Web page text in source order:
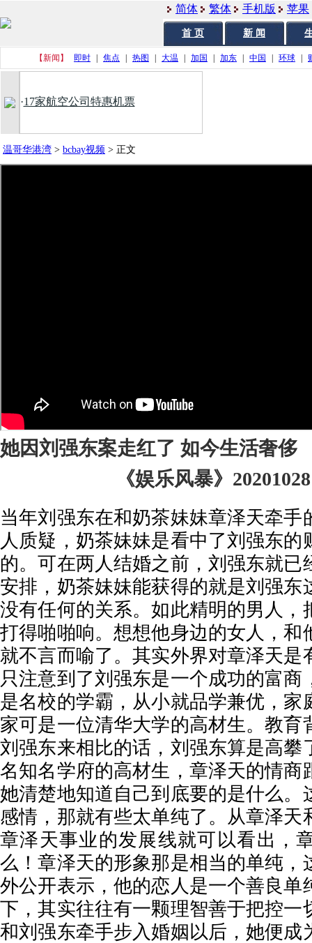
简体 繁体 手机版 苹果
首 页 新 闻
【新闻】 即时 焦点 热图 大温 加国 加东 中国 环球
·17家航空公司特惠机票
温哥华港湾 > bcbay视频 > 正文
她因刘强东案走红了 如今生活奢侈
《娱乐风暴》
当年刘强东在和奶茶妹妹章泽天牵手
人质疑，奶茶妹妹是看中了刘强东的
的。可在两人结婚之前，刘强东就已
安排，奶茶妹妹能获得的就是刘强东
没有任何的关系。如此精明的男人，
打得啪啪响。想想他身边的女人，和
就不言而喻了。其实外界对章泽天是
只注意到了刘强东是一个成功的富商
是名校的学霸，从小就品学兼优，家
家可是一位清华大学的高材生。教育
刘强东来相比的话，刘强东算是高攀
名知名学府的高材生，章泽天的情商
她清楚地知道自己到底要的是什么。
感情，那就有些太单纯了。从章泽天
章泽天事业的发展线就可以看出，
么！章泽天的形象那是相当的单纯，
外公开表示，他的恋人是一个善良单
下，其实往往有一颗理智善于把控一
和刘强东牵手步入婚姻以后，她便成